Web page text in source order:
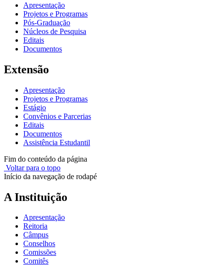
Apresentação
Projetos e Programas
Pós-Graduação
Núcleos de Pesquisa
Editais
Documentos
Extensão
Apresentação
Projetos e Programas
Estágio
Convênios e Parcerias
Editais
Documentos
Assistência Estudantil
Fim do conteúdo da página
Voltar para o topo
Início da navegação de rodapé
A Instituição
Apresentação
Reitoria
Câmpus
Conselhos
Comissões
Comitês